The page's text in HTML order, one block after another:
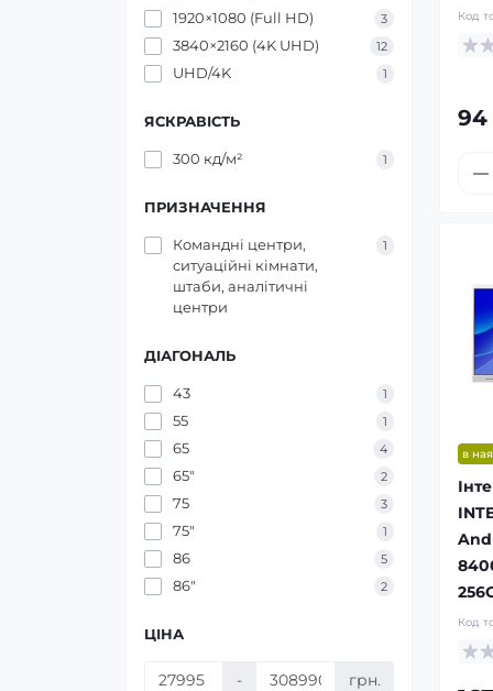
1920×1080 (Full HD) 3
3840×2160 (4K UHD) 12
UHD/4K 1
ЯСКРАВІСТЬ
300 кд/м² 1
ПРИЗНАЧЕННЯ
Командні центри,
ситуаційні кімнати,
штаби, аналітичні
центри
1
ДІАГОНАЛЬ
43 1
55 1
65 4
65" 2
75 3
75" 1
86 5
86" 2
ЦІНА
- грн.
Код
94
в
Код